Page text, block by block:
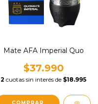
Mate AFA Imperial Quo
$37.990
2 cuotas sin interés de $18.995